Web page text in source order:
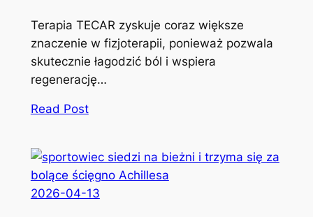
Terapia TECAR zyskuje coraz większe
znaczenie w fizjoterapii, ponieważ pozwala
skutecznie łagodzić ból i wspiera
regenerację…
Read Post
2026-04-13